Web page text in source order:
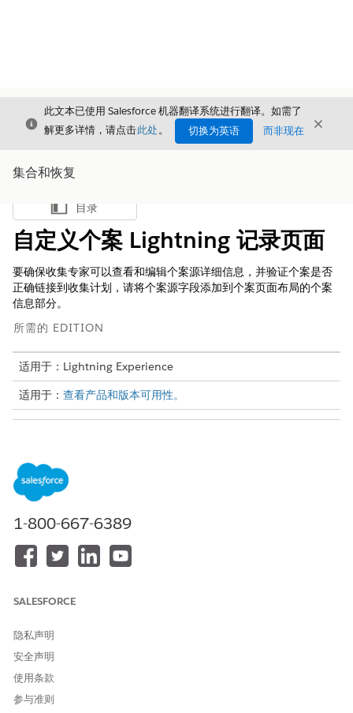
关闭
此文本已使用 Salesforce 机器翻译系统进行翻译。如需了
解更多详情，请点击此处。 切换为英语 而非现在 关闭
集合和恢复
显示目录
目录
自定义个案 Lightning 记录页面
要确保收集专家可以查看和编辑个案源详细信息，并验证个案是否
正确链接到收集计划，请将个案源字段添加到个案页面布局的个案
信息部分。
所需的 EDITION
适用于：Lightning Experience
适用于： 查看产品和版本可用性。
自定义 Case Lightning 记录页
面：
从个案对象的对象管理设置中，转到个案页面布局。
在选项板上，选择
将个案源字段从对象选项板拖到个案信息部分。
保存更改。
1-800-667-6389
SALESFORCE
隐私声明
安全声明
使用条款
参与准则